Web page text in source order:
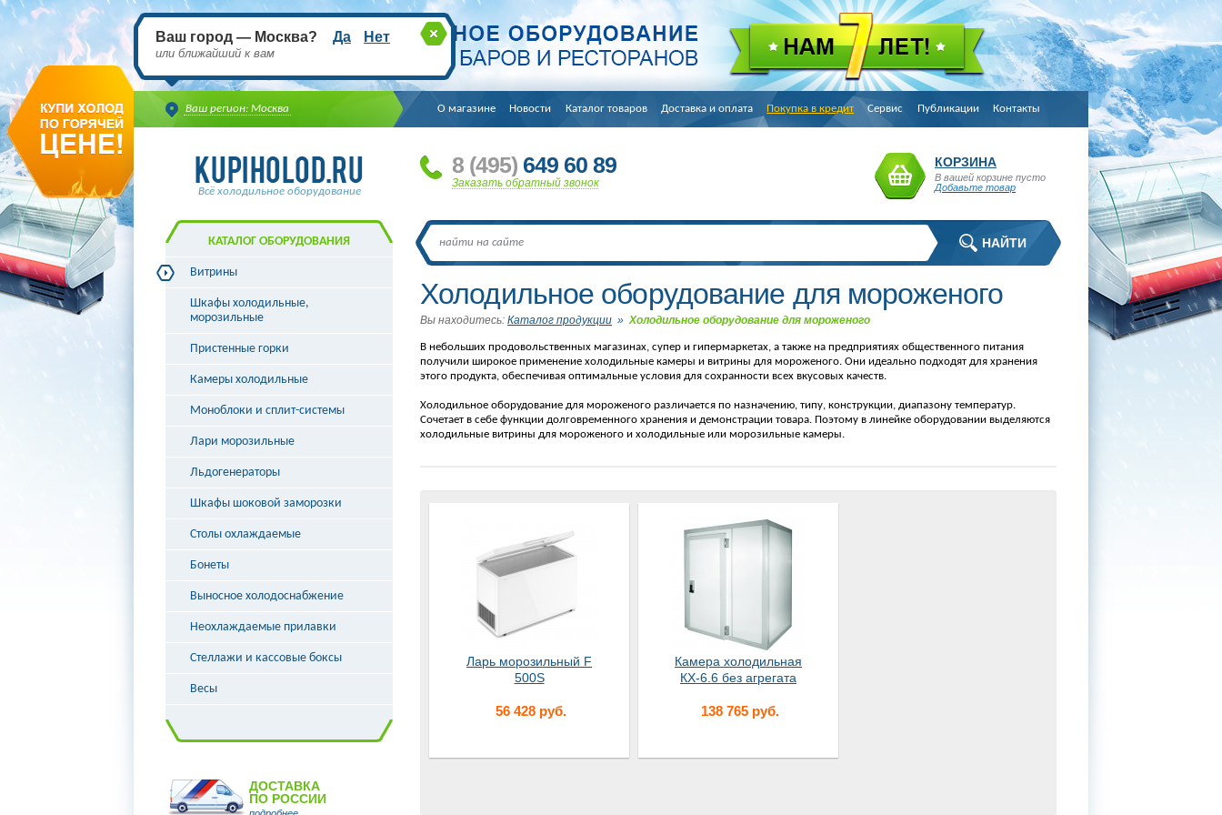
Ваш регион: Москва
Ваш город — Москва? Да Нет
или ближайший к вам
О магазине Новости Каталог товаров Доставка и оплата Покупка в кредит Сервис Публикации Контакты
Всё холодильное оборудование
8 (495) 649 60 89
Заказать обратный звонок
КОРЗИНА
В вашей корзине пусто
Добавьте товар
Холодильное оборудование для мороженого
Вы находитесь: Каталог продукции »Холодильное оборудование для мороженого
В небольших продовольственных магазинах, супер и гипермаркетах, а также на предприятиях общественного питания
получили широкое применение холодильные камеры и витрины для мороженого. Они идеально подходят для хранения
этого продукта, обеспечивая оптимальные условия для сохранности всех вкусовых качеств.
Холодильное оборудование для мороженого различается по назначению, типу, конструкции, диапазону температур.
Сочетает в себе функции долговременного хранения и демонстрации товара. Поэтому в линейке оборудовании выделяются
холодильные витрины для мороженого и холодильные или морозильные камеры.
Ларь морозильный F
500S
56 428 руб.
Камера холодильная
КХ-6.6 без агрегата
138 765 руб.
КАТАЛОГ ОБОРУДОВАНИЯ
Витрины
Витрины холодильные
Витрины морозильные
Витрины кондитерские
Витрины угловые
Витрины «рыба на льду»
Шкафы холодильные,
морозильные
Пристенные горки
Камеры холодильные
Моноблоки и сплит-системы
Лари морозильные
Льдогенераторы
Шкафы шоковой заморозки
Столы охлаждаемые
Бонеты
Выносное холодоснабжение
Неохлаждаемые прилавки
Стеллажи и кассовые боксы
Весы
ДОСТАВКА
ПО РОССИИ